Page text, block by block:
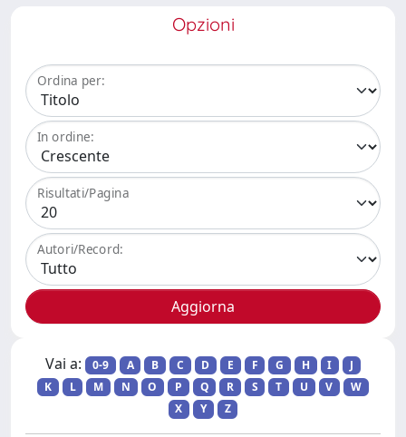
Opzioni
Ordina per:
In ordine:
Risultati/Pagina
Autori/Record:
Vai a: 0-9 A B C D E F G H I
J
K
L M N O P Q R S T U V
W
X
Y Z